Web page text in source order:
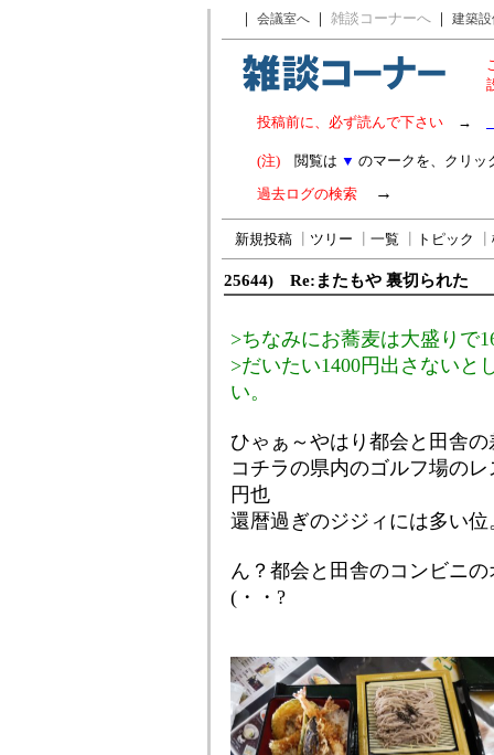
｜ 会議室へ ｜ 雑談コーナーへ ｜ 建築
投稿前に、必ず読んで下さい →
(注) 閲覧は ▼ のマークを、クリッ
過去ログの検索 →
新規投稿 ツリー 一覧 トピック
25644) Re:またもや 裏切られた
>ちなみにお蕎麦は大盛りで
>だいたい1400円出さないと
い。
ひゃぁ～やはり都会と田舎
コチラの県内のゴルフ場の
円也
還暦過ぎのジジィには多い位
ん？都会と田舎のコンビニ
(・・?